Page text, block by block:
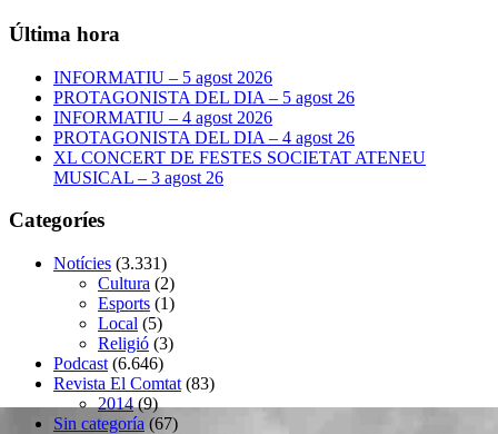
Última hora
INFORMATIU – 5 agost 2026
PROTAGONISTA DEL DIA – 5 agost 26
INFORMATIU – 4 agost 2026
PROTAGONISTA DEL DIA – 4 agost 26
XL CONCERT DE FESTES SOCIETAT ATENEU
MUSICAL – 3 agost 26
Categoríes
Notícies (3.331)
Cultura (2)
Esports (1)
Local (5)
Religió (3)
Podcast (6.646)
Revista El Comtat (83)
2014(9)
Sin categoría (67)